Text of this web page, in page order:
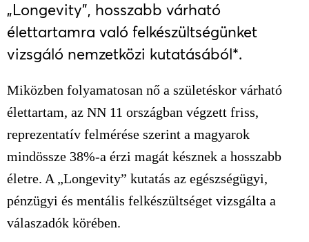
„Longevity”, hosszabb várható
élettartamra való felkészültségünket
vizsgáló nemzetközi kutatásából*.
Miközben folyamatosan nő a születéskor várható
élettartam, az NN 11 országban végzett friss,
reprezentatív felmérése szerint a magyarok
mindössze 38%-a érzi magát késznek a hosszabb
életre. A „Longevity” kutatás az egészségügyi,
pénzügyi és mentális felkészültséget vizsgálta a
válaszadók körében.